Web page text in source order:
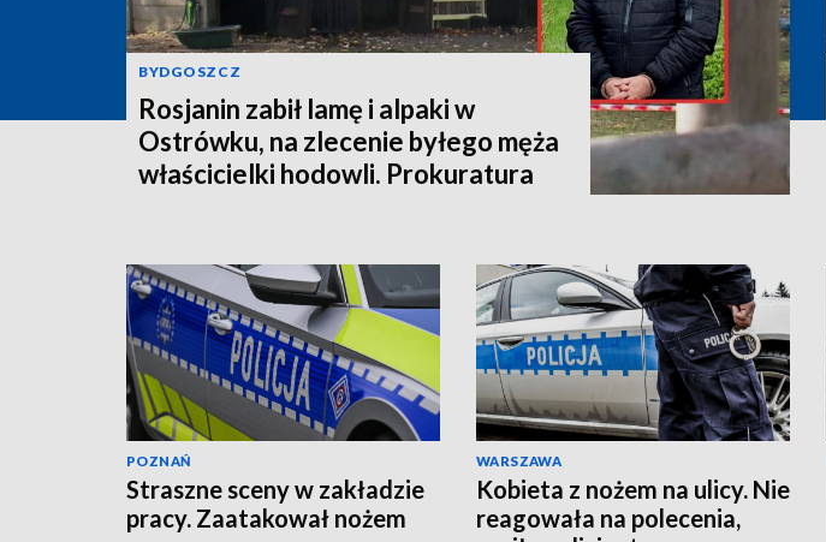
BYDGOSZCZ
Rosjanin zabił lamę i alpaki w
Ostrówku, na zlecenie byłego męża
właścicielki hodowli. Prokuratura
POZNAŃ
Straszne sceny w zakładzie
pracy. Zaatakował nożem
WARSZAWA
Kobieta z nożem na ulicy. Nie
reagowała na polecenia,